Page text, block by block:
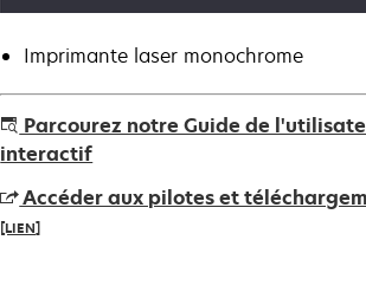
Imprimante laser monochrome
Parcourez notre Guide de
interactif
Accéder aux pilotes et
[LIEN]